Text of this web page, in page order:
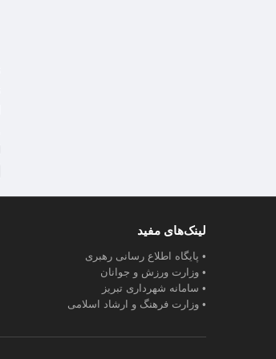
لینک‌های مفید
• پایگاه اطلاع رسانی رهبری
• وزارت ورزش و جوانان
• سامانه شهرداری تبریز
• وزارت فرهنگ و ارشاد اسلامی